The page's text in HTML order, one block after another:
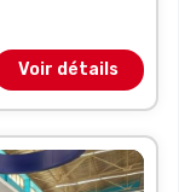
Voir détails